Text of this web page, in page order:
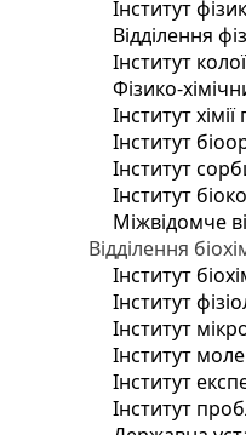
Інститут
Відділення
Інститут
Фізико-
Інститут
Інститут
Інститут
Інститут
Міжвідомче
Відділення
Інститут
Інститут
Інститут
Інститут
Інститут
Інститут